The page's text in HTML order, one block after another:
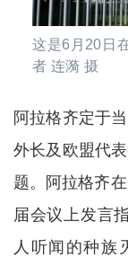
这是6月20日
者 连漪 摄
阿拉格齐定于
外长及欧盟代
题。阿拉格齐
届会议上发言
人听闻的种族